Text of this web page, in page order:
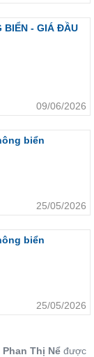
BIỂN - GIÁ ĐẦU
09/06/2026
biển
25/05/2026
biển
25/05/2026
Thị Nể được